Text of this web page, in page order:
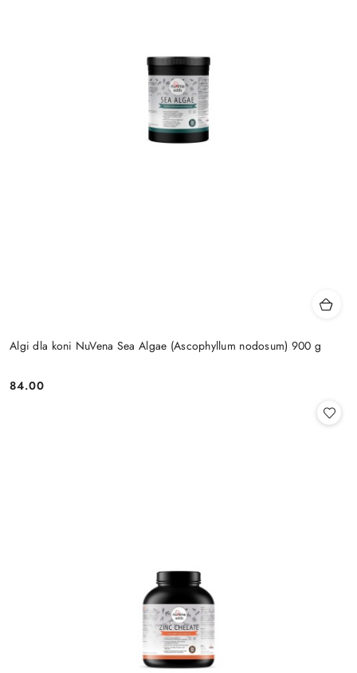
Algi dla koni NuVena Sea Algae (Ascophyllum nodosum) 900 g
Cena:
84.00